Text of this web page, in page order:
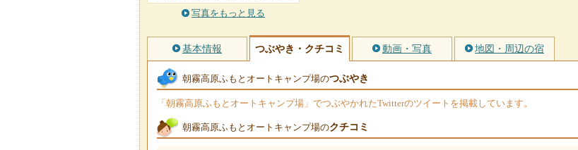
写真をもっと見る
基本情報 つぶやき・クチコミ 動画・写真 地図・周辺の宿
朝霧高原ふもとオートキャンプ場のつぶやき
「朝霧高原ふもとオートキャンプ場」でつぶやかれたTwitterのツイートを掲載しています。
朝霧高原ふもとオートキャンプ場のクチコミ